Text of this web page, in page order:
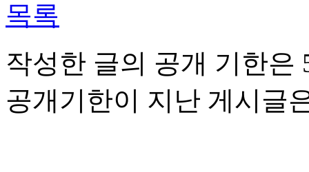
목록
작성한 글의 공개 기한은
공개기한이 지난 게시글